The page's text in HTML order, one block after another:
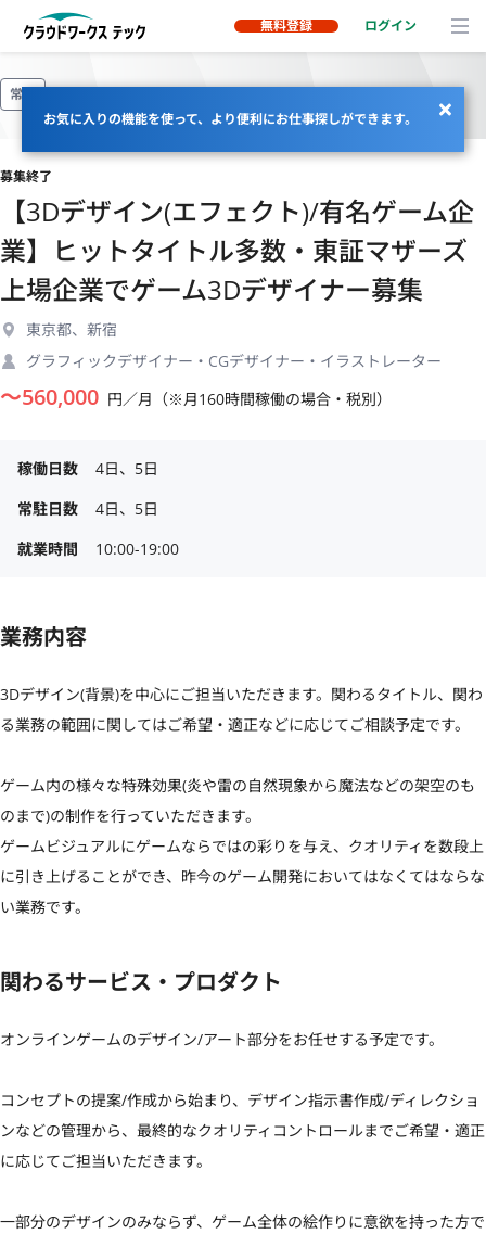
無料登録 ログイン
お気に入りの機能を使って、より便利にお仕事探しができます。
常駐
募集終了
【3Dデザイン(エフェクト)/有名ゲーム企
業】ヒットタイトル多数・東証マザーズ
上場企業でゲーム3Dデザイナー募集
東京都、新宿
グラフィックデザイナー・CGデザイナー・イラストレーター
〜560,000 円／月（※月160時間稼働の場合・税別）
稼働日数
4日、5日
常駐日数
4日、5日
就業時間
10:00-19:00
業務内容
3Dデザイン(背景)を中心にご担当いただきます。関わるタイトル、関わ
る業務の範囲に関してはご希望・適正などに応じてご相談予定です。
ゲーム内の様々な特殊効果(炎や雷の自然現象から魔法などの架空のも
のまで)の制作を行っていただきます。
ゲームビジュアルにゲームならではの彩りを与え、クオリティを数段上
に引き上げることができ、昨今のゲーム開発においてはなくてはならな
い業務です。
関わるサービス・プロダクト
オンラインゲームのデザイン/アート部分をお任せする予定です。
コンセプトの提案/作成から始まり、デザイン指示書作成/ディレクショ
ンなどの管理から、最終的なクオリティコントロールまでご希望・適正
に応じてご担当いただきます。
一部分のデザインのみならず、ゲーム全体の絵作りに意欲を持った方で